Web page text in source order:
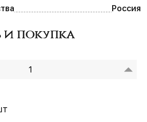
Россия
покупка